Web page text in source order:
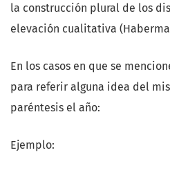
la construcción plural de los
elevación cualitativa
En los casos en que se
para referir alguna idea del
paréntesis el año:
Ejemplo: